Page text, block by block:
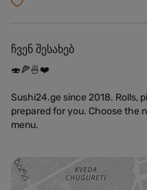
ჩვენ შესახებ
🍣🍕🍜❤️
Sushi24.ge since 2018. Rolls,
prepared for you. Choose the
menu.